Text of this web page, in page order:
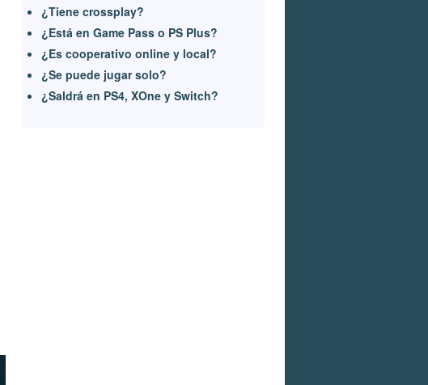
¿Tiene crossplay?
¿Está en Game Pass o PS Plus?
¿Es cooperativo online y local?
¿Se puede jugar solo?
¿Saldrá en PS4, XOne y Switch?